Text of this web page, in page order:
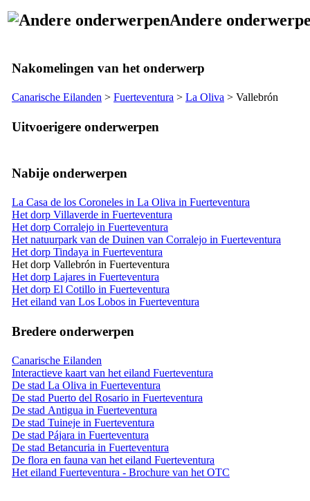
Andere
Nakomelingen van het onderwerp
Canarische Eilanden > Fuerteventura > La Oliva > Vallebrón
Uitvoerigere onderwerpen
Nabije onderwerpen
La Casa de los Coroneles in La Oliva in Fuerteventura
Het dorp Villaverde in Fuerteventura
Het dorp Corralejo in Fuerteventura
Het natuurpark van de Duinen van Corralejo in Fuerteventura
Het dorp Tindaya in Fuerteventura
Het dorp Vallebrón in Fuerteventura
Het dorp Lajares in Fuerteventura
Het dorp El Cotillo in Fuerteventura
Het eiland van Los Lobos in Fuerteventura
Bredere onderwerpen
Canarische Eilanden
Interactieve kaart van het eiland Fuerteventura
De stad La Oliva in Fuerteventura
De stad Puerto del Rosario in Fuerteventura
De stad Antigua in Fuerteventura
De stad Tuineje in Fuerteventura
De stad Pájara in Fuerteventura
De stad Betancuria in Fuerteventura
De flora en fauna van het eiland Fuerteventura
Het eiland Fuerteventura - Brochure van het OTC